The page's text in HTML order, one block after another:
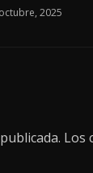
2025
Los